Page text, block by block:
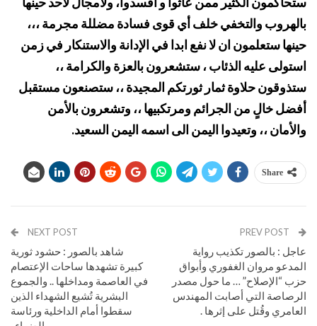
بالهروب والتخفي خلف أي قوى فسادة مضللة مجرمة ،،،
حينها ستعلمون ان لا نفع ابدا في الإدانة والاستنكار في زمن
استولى عليه الذئاب ، ستشعرون بالعزة والكرامة ،،
ستذوقون حلاوة ثمار ثورتكم المجيدة ،، ستصنعون مستقبل
أفضل خالٍ من الجرائم ومرتكبيها ،، وتشعرون بالأمن
والأمان ،، وتعيدوا اليمن الى اسمه اليمن السعيد.
Share
عاجل : بالصور تكذيب رواية
المدعو مروان الغفوري وأبواق
حزب “الإصلاح” … ما حول مصدر
الرصاصة التي أصابت المهندس
العامري وقُتل على إثرها .
NEXT POST
شاهد بالصور : حشود ثورية
كبيرة تشهدها ساحات الإعتصام
في العاصمة ومداخلها .. والجموع
البشرية تُشيع الشهداء الذين
سقطوا أمام الداخلية ورئاسة